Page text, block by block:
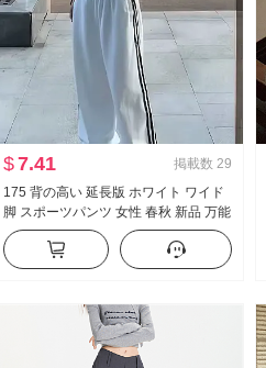
$7.41 掲載数 29
175 背の高い 延長版 ホワイト ワイド
脚 スポーツパンツ 女性 春秋 新品 万能
ストライプ カジュアル フロアレング
ス ズボン